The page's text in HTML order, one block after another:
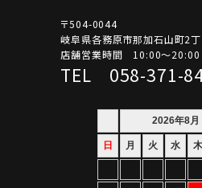
〒504-0044
岐阜県各務原市那加石山町2
店舗営業時間 10:00～20:00
TEL 058-371-